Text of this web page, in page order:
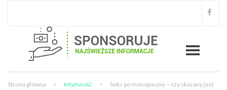
Strona główna > Intymność >
Seks po menopauzie – czy skazany jest